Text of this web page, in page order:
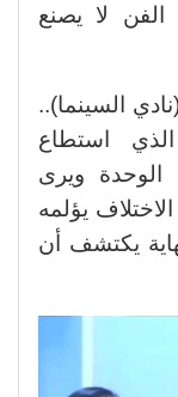
لا يصنع
السينما)..
استطاع
الوحدة ويرى
يؤلمه
يكتشف أن